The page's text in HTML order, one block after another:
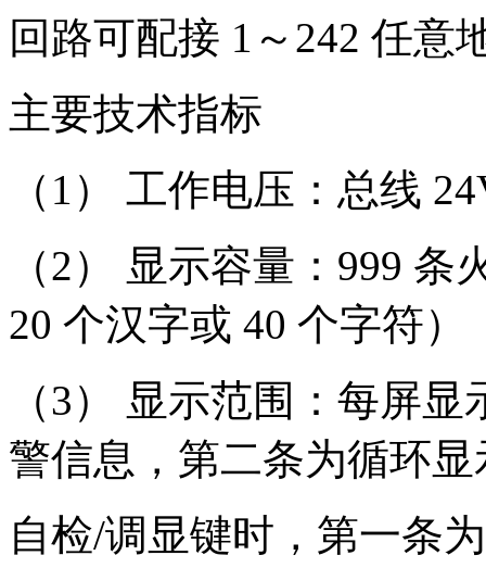
回路可配接 1～242 任意
主要技术指标
（1） 工作电压：总线
（2） 显示容量：999
20 个汉字或 40 个字符）
（3） 显示范围：每屏
警信息，第二条为循环
自检/调显键时，第一条